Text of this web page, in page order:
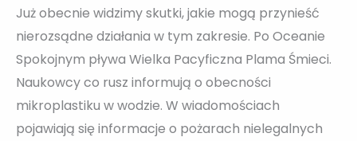
Już obecnie widzimy skutki, jakie mogą przynieść
nierozsądne działania w tym zakresie. Po Oceanie
Spokojnym pływa Wielka Pacyficzna Plama Śmieci.
Naukowcy co rusz informują o obecności
mikroplastiku w wodzie. W wiadomościach
pojawiają się informacje o pożarach nielegalnych